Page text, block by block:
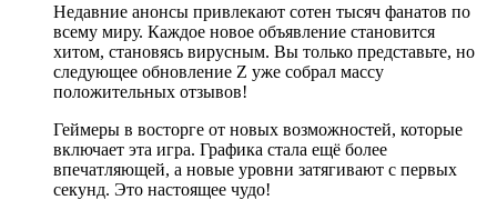
Недавние анонсы привлекают сотен тысяч фанатов по
всему миру. Каждое новое объявление становится
хитом, становясь вирусным. Вы только представьте, но
следующее обновление Z уже собрал массу
положительных отзывов!
Геймеры в восторге от новых возможностей, которые
включает эта игра. Графика стала ещё более
впечатляющей, а новые уровни затягивают с первых
секунд. Это настоящее чудо!